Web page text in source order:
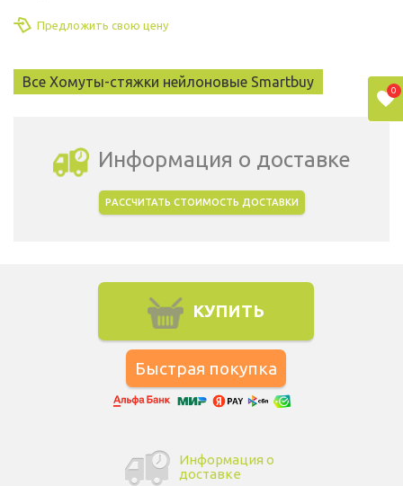
Предложить свою цену
Все Хомуты-стяжки нейлоновые Smartbuy
Информация о доставке
РАССЧИТАТЬ СТОИМОСТЬ ДОСТАВКИ
КУПИТЬ
Информация о
доставке
0